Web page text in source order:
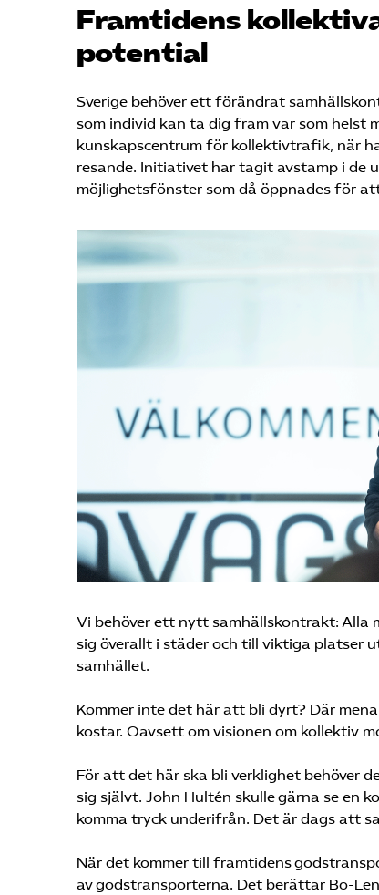
Framtidens
potential
Sverige behöver ett förändrat
som individ kan ta dig fram var som helst
kunskapscentrum för kollektivtrafik, när
resande. Initiativet har tagit avstamp i de
möjlighetsfönster som då öppnades för
Vi behöver ett nytt samhällskontrakt: Alla
sig överallt i städer och till viktiga platser
samhället.
Kommer inte det här att bli dyrt? Där
kostar. Oavsett om visionen om kollektiv
För att det här ska bli verklighet behöver
sig självt. John Hultén skulle gärna se en
komma tryck underifrån. Det är dags att
När det kommer till framtidens
av godstransporterna. Det berättar Bo-